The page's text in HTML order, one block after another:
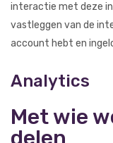
interactie met deze
vastleggen van de
account hebt en
Analytics
Met wie